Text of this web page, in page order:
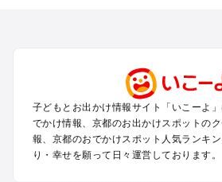
子どもとお出かけ情報サイト「いこーよ
でかけ情報、京都のお出かけスポットの
報、京都のおでかけスポット人気ランキ
り・幸せを願って日々運営しております。